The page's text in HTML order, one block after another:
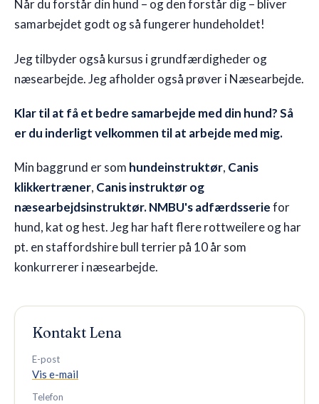
Når du forstår din hund – og den forstår dig – bliver
samarbejdet godt og så fungerer hundeholdet!
Jeg tilbyder også kursus i grundfærdigheder og
næsearbejde. Jeg afholder også prøver i Næsearbejde.
Klar til at få et bedre samarbejde med din hund? Så
er du inderligt velkommen til at arbejde med mig.
Min baggrund er som hundeinstruktør, Canis
klikkertræner, Canis instruktør og
næsearbejdsinstruktør.NMBU's adfærdsseriefor
hund, kat og hest. Jeg har haft flere rottweilere og har
pt. en staffordshire bull terrier på 10 år som
konkurrerer i næsearbejde.
Kontakt Lena
E-post
Vis e-mail
Telefon